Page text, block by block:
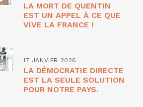
LA MORT DE QUENTIN
EST UN APPEL À CE QUE
VIVE LA FRANCE !
17 JANVIER 2026
LA DÉMOCRATIE DIRECTE
EST LA SEULE SOLUTION
POUR NOTRE PAYS.